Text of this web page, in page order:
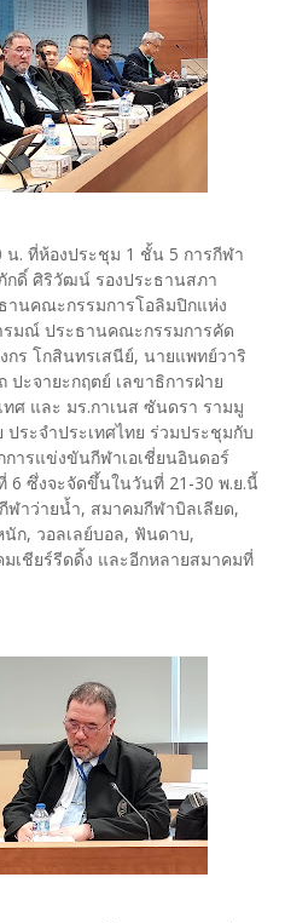
. ที่ห้องประชุม 1 ชั้น 5 การกีฬา
กดิ์ ศิริวัฒน์ รองประธานสภา
านคณะกรรมการโอลิมปิกแห่ง
รมณ์ ประธานคณะกรรมการคัด
กร โกสินทรเสนีย์, นายแพทย์วาริ
ะจายะกฤตย์ เลขาธิการฝ่าย
ศ และ มร.กาเนส ซันดรา รามมู
ระจำประเทศไทย ร่วมประชุมกับ
ารแข่งขันกีฬาเอเชี่ยนอินดอร์
6 ซึ่งจะจัดขึ้นในวันที่ 21-30 พ.ย.นี้
าว่ายน้ำ, สมาคมกีฬาบิลเลียด,
นัก, วอลเลย์บอล, ฟันดาบ,
เชียร์รีดดิ้ง และอีกหลายสมาคมที่